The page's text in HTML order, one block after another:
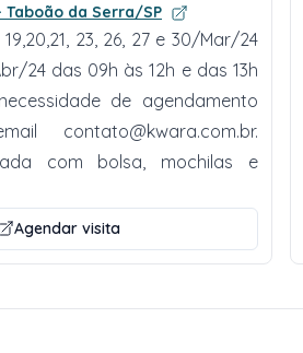
da Serra/SP
23, 26, 27 e 30/Mar/24
24 das 09h às 12h e das 13h
de agendamento
contato@kwara.com.br.
com bolsa, mochilas e
Agendar visita